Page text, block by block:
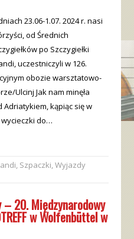
23.06-1.07. 2024 r. nasi
od Średnich
po Szczygiełki
uczestniczyli w 126.
obozie warsztatowo-
Ulcinj Jak nam minęła
kąpiąc się w
do…
, Szpaczki,Wyjazdy
20. Międzynarodowy
w Wolfenbüttel w